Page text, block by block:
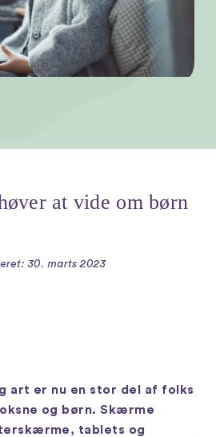
at vide om børn
30. marts 2023
art er nu en stor del af folks
og børn. Skærme
tablets og